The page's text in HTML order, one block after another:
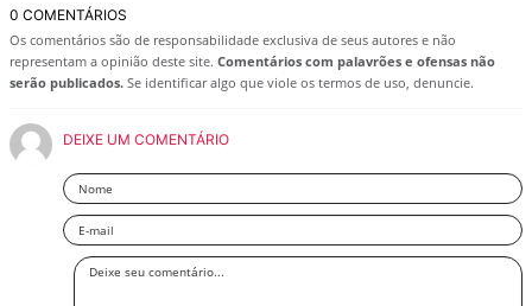
0 COMENTÁRIOS
Os comentários são de responsabilidade exclusiva de seus autores e não
representam a opinião deste site. Comentários com palavrões e ofensas não
serão publicados. Se identificar algo que viole os termos de uso, denuncie.
DEIXE UM COMENTÁRIO
Nome
Email
Deixe